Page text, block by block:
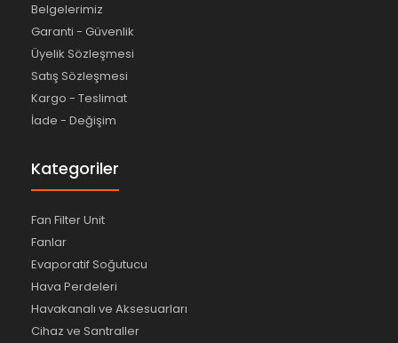
Belgelerimiz
Garanti - Güvenlik
Üyelik Sözleşmesi
Satış Sözleşmesi
Kargo - Teslimat
İade - Değişim
Kategoriler
Fan Filter Unit
Fanlar
Evaporatif Soğutucu
Hava Perdeleri
Havakanalı ve Aksesuarları
Cihaz ve Santraller